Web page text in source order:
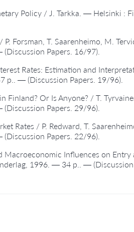
Policy / J. Tarkka. — Helsinki :
P. Forsman, T. Saarenheimo, M.
Papers. 16/97).
Rates: Estimation and
p.. — (Discussion Papers. 19/96).
Finland? Or Is Anyone? / T.
Papers. 29/96).
Rates / P. Redward, T.
Papers. 22/96).
Macroeconomic Influences on
1996. — 34 p.. — (Discussion